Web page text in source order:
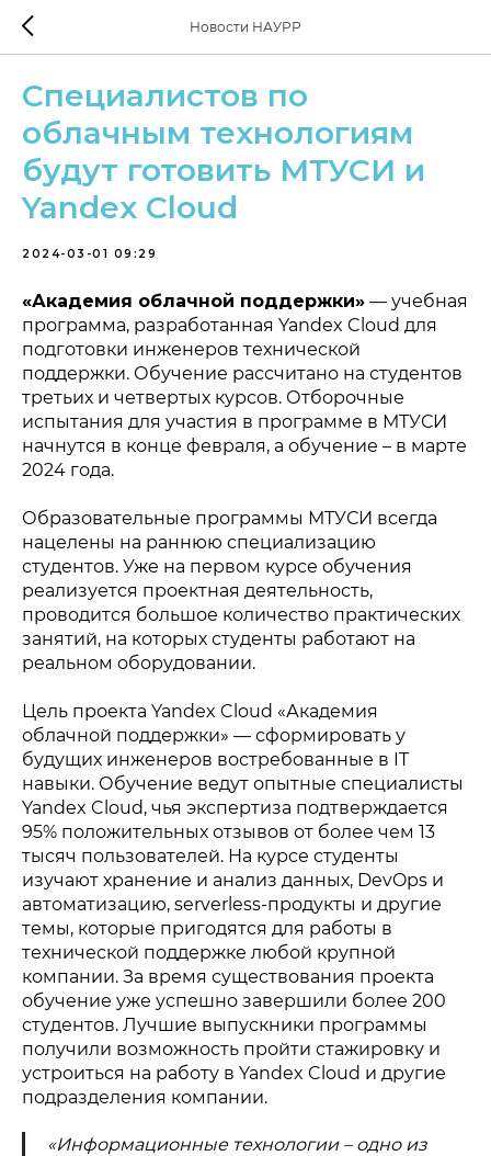
Новости НАУРР
Специалистов по
облачным технологиям
будут готовить МТУСИ и
Yandex Cloud
2024-03-01 09:29
«Академия облачной поддержки» — учебная
программа, разработанная Yandex Cloud для
подготовки инженеров технической
поддержки. Обучение рассчитано на студентов
третьих и четвертых курсов. Отборочные
испытания для участия в программе в МТУСИ
начнутся в конце февраля, а обучение – в марте
2024 года.
Образовательные программы МТУСИ всегда
нацелены на раннюю специализацию
студентов. Уже на первом курсе обучения
реализуется проектная деятельность,
проводится большое количество практических
занятий, на которых студенты работают на
реальном оборудовании.
Цель проекта Yandex Cloud «Академия
облачной поддержки» — сформировать у
будущих инженеров востребованные в IT
навыки. Обучение ведут опытные специалисты
Yandex Cloud, чья экспертиза подтверждается
95% положительных отзывов от более чем 13
тысяч пользователей. На курсе студенты
изучают хранение и анализ данных, DevOps и
автоматизацию, serverless-продукты и другие
темы, которые пригодятся для работы в
технической поддержке любой крупной
компании. За время существования проекта
обучение уже успешно завершили более 200
студентов. Лучшие выпускники программы
получили возможность пройти стажировку и
устроиться на работу в Yandex Cloud и другие
подразделения компании.
«Информационные технологии – одно из